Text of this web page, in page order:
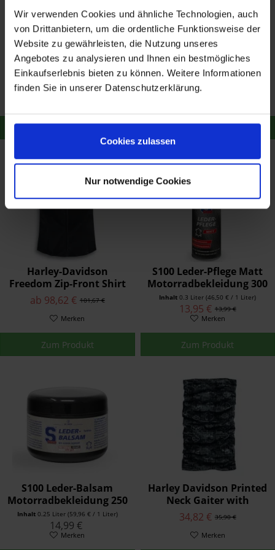
Wir verwenden Cookies und ähnliche Technologien, auch
von Drittanbietern, um die ordentliche Funktionsweise der
Website zu gewährleisten, die Nutzung unseres
Angebotes zu analysieren und Ihnen ein bestmögliches
Einkaufserlebnis bieten zu können. Weitere Informationen
finden Sie in unserer Datenschutzerklärung.
Cookies zulassen
Nur notwendige Cookies
Harley-Davidson
Metallic Embroidered
Tee 99279-19VW
ab 65,75 €
Zum Produkt
Harley-Davidson Chain
Stitched Tee 99232-19VW
ab 55,23 €
Zum Produkt
Harley-Davidson
Freedom Zip-Front Shirt
99037-20VW
101,67 €
ab 98,62 €
Merken
Zum Produkt
S100 Leder-Pflege Matt
Motorradbekleidung 300
ml
Inhalt0.3 Liter(46,50 € / 1 Liter)
13,99 €
13,95 €
Merken
Zum Produkt
S100 Leder-Balsam
Motorradbekleidung 250
ml
Inhalt 0.25 Liter (59,96 € / 1 Liter)
14,99 €
Merken
Harley Davidson Printed
Neck Gaiter with
CoolCore™ Technology
Schwarz 98190-18V
35,90 €
34,82 €
Merken